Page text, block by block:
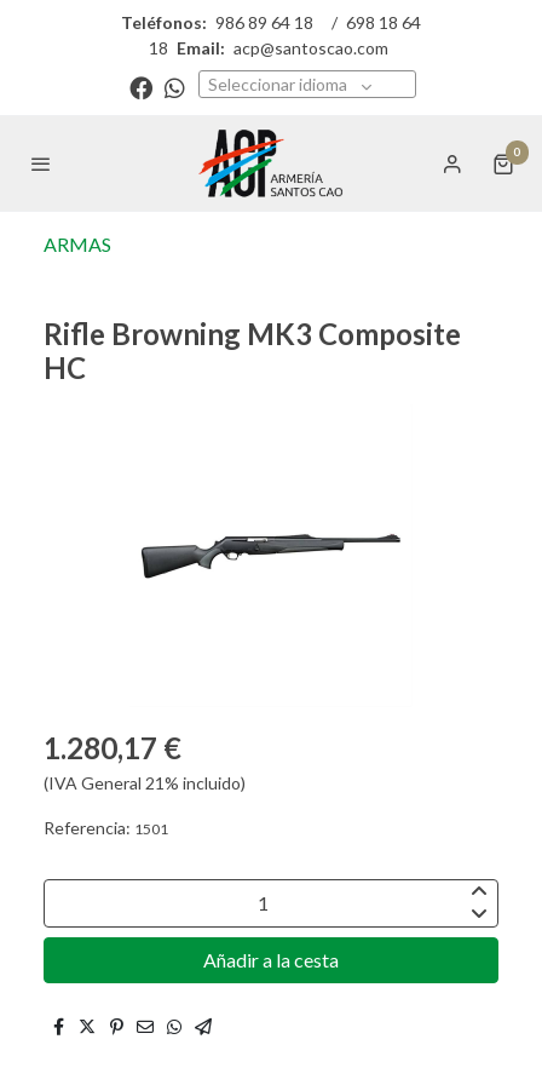
Teléfonos: 986 89 64 18 / 698 18 64
18 Email: acp@santoscao.com
Seleccionar idioma
0
ARMAS
Rifle Browning MK3 Composite
HC
1.280,17 €
(IVA General 21% incluido)
Referencia: 1501
Añadir a la cesta